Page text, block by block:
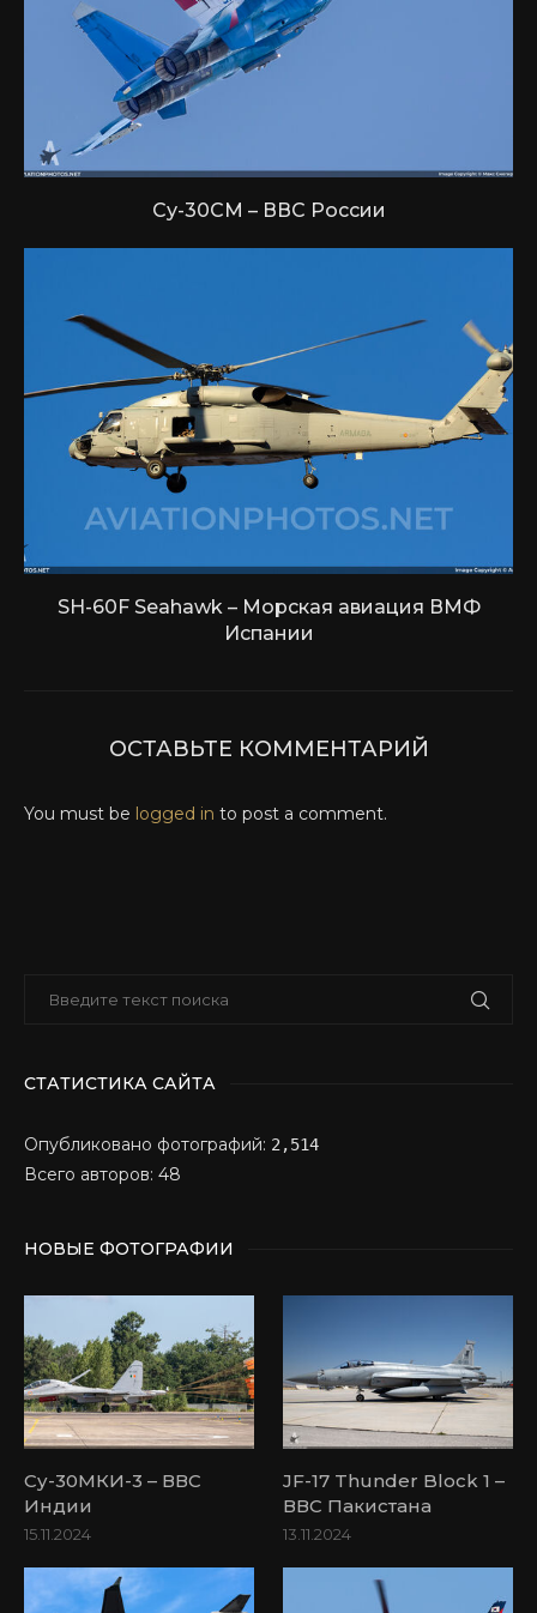
Су-30СМ – ВВС России
SH-60F Seahawk – Морская авиация ВМФ
Испании
ОСТАВЬТЕ КОММЕНТАРИЙ
You must be logged in to post a comment.
СТАТИСТИКА САЙТА
Опубликовано фотографий: 2,514
Всего авторов: 48
НОВЫЕ ФОТОГРАФИИ
Су-30МКИ-3 – ВВС
Индии
15.11.2024
JF-17 Thunder Block 1 –
ВВС Пакистана
13.11.2024